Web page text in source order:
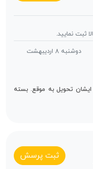
ثبت نمایید.
دوشنبه ۸ اردیبهشت
تحویل به موقع. بسته
ثبت پرسش